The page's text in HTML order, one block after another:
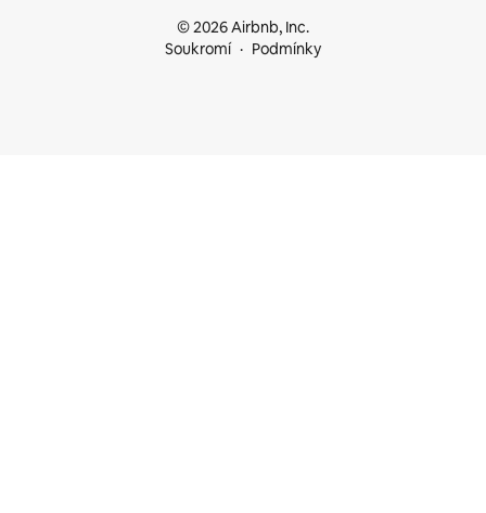
© 2026 Airbnb, Inc.
Soukromí
Podmínky